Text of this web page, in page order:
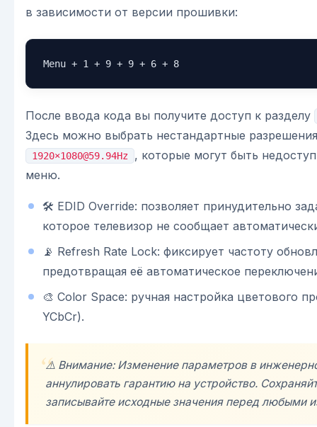
в зависимости от версии прошивки:
Menu + 1 + 9 + 9 + 6 + 8
После ввода кода вы получите доступ к разделу
Здесь можно выбрать нестандартные
1920×1080@59.94Hz
, которые могут быть
меню.
🛠️ EDID Override: позволяет принудительно
которое телевизор не сообщает
📡 Refresh Rate Lock: фиксирует частоту
предотвращая её автоматическое
🎨 Color Space: ручная настройка цветового
YCbCr).
⚠️ Внимание: Изменение параметров в
аннулировать гарантию на устройство.
записывайте исходные значения перед любыми